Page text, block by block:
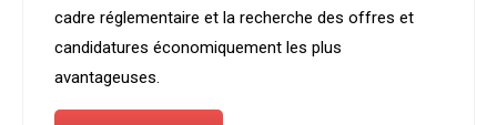
cadre réglementaire et la recherche des offres et
candidatures économiquement les plus
avantageuses.